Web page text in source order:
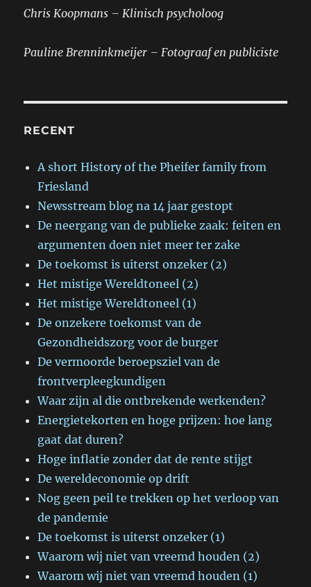
Chris Koopmans – Klinisch psycholoog
Pauline Brenninkmeijer – Fotograaf en publiciste
RECENT
A short History of the Pheifer family from
Friesland
Newsstream blog na 14 jaar gestopt
De neergang van de publieke zaak: feiten en
argumenten doen niet meer ter zake
De toekomst is uiterst onzeker (2)
Het mistige Wereldtoneel (2)
Het mistige Wereldtoneel (1)
De onzekere toekomst van de
Gezondheidszorg voor de burger
De vermoorde beroepsziel van de
frontverpleegkundigen
Waar zijn al die ontbrekende werkenden?
Energietekorten en hoge prijzen: hoe lang
gaat dat duren?
Hoge inflatie zonder dat de rente stijgt
De wereldeconomie op drift
Nog geen peil te trekken op het verloop van
de pandemie
De toekomst is uiterst onzeker (1)
Waarom wij niet van vreemd houden (2)
Waarom wij niet van vreemd houden (1)